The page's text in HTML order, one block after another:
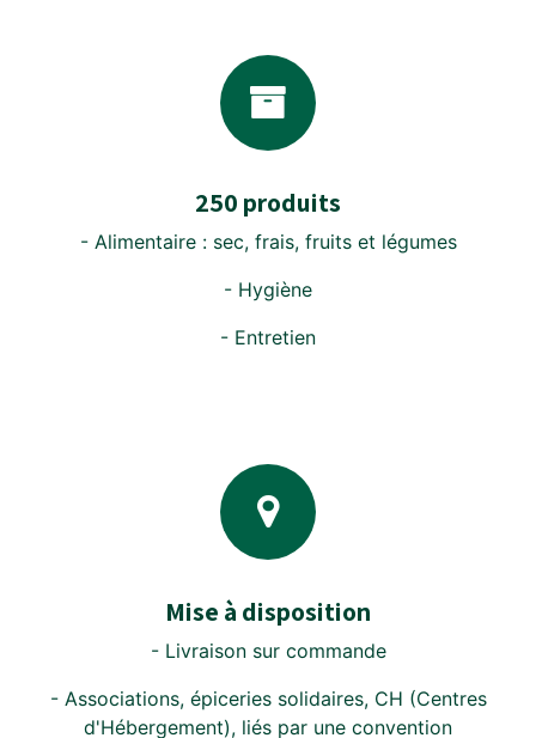
250 produits
- Alimentaire : sec, frais, fruits et légumes
- Hygiène
- Entretien
Mise à disposition
- Livraison sur commande
- Associations, épiceries solidaires, CH (Centres
d'Hébergement), liés par une convention